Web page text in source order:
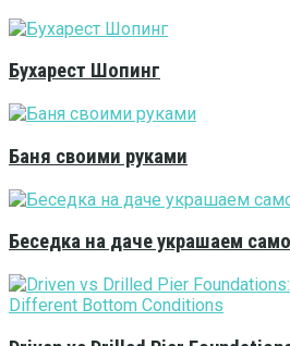
Бухарест Шопинг
Баня своими руками
Беседка на даче украшаем